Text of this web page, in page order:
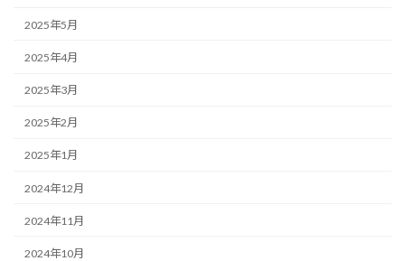
2025年5月
2025年4月
2025年3月
2025年2月
2025年1月
2024年12月
2024年11月
2024年10月